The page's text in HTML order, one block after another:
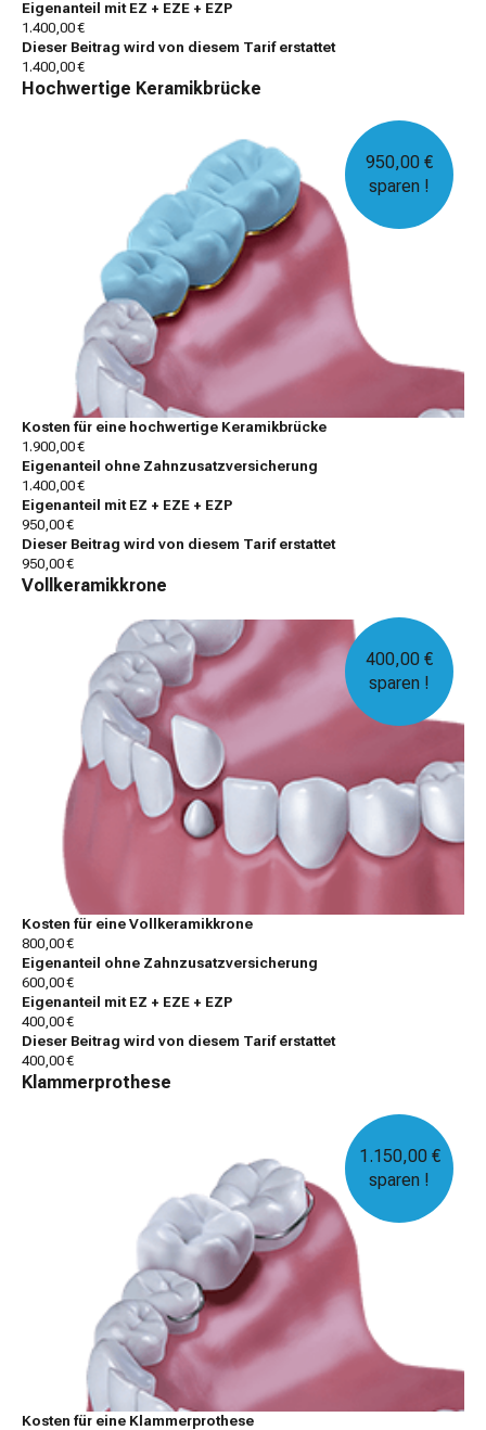
Eigenanteil mit EZ + EZE + EZP
1.400,00 €
Dieser Beitrag wird von diesem Tarif erstattet
1.400,00 €
Hochwertige Keramikbrücke
950,00 €
sparen !
Kosten für eine hochwertige Keramikbrücke
1.900,00 €
Eigenanteil ohne Zahnzusatzversicherung
1.400,00 €
Eigenanteil mit EZ + EZE + EZP
950,00 €
Dieser Beitrag wird von diesem Tarif erstattet
950,00 €
Vollkeramikkrone
400,00 €
sparen !
Kosten für eine Vollkeramikkrone
800,00 €
Eigenanteil ohne Zahnzusatzversicherung
600,00 €
Eigenanteil mit EZ + EZE + EZP
400,00 €
Dieser Beitrag wird von diesem Tarif erstattet
400,00 €
Klammerprothese
1.150,00 €
sparen !
Kosten für eine Klammerprothese